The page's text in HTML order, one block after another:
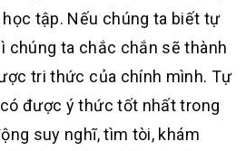
tập. Nếu chúng ta biết tự
chúng ta chắc chắn sẽ thành
tri thức của chính mình. Tự
được ý thức tốt nhất trong
suy nghĩ, tìm tòi, khám